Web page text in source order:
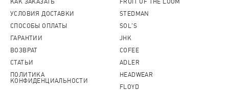
КАК ЗАКАЗАТЬ
УСЛОВИЯ ДОСТАВКИ
СПОСОБЫ ОПЛАТЫ
ГАРАНТИИ
ВОЗВРАТ
СТАТЬИ
ПОЛИТИКА
КОНФИДЕНЦИАЛЬНОСТИ
FRUIT OF THE LOOM
STEDMAN
SOL'S
JHK
COFEE
ADLER
HEADWEAR
FLOYD